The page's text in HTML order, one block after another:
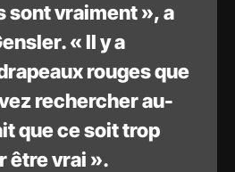
sont vraiment », a
« Il y a
rouges que
rechercher au-
que ce soit trop
être vrai ».